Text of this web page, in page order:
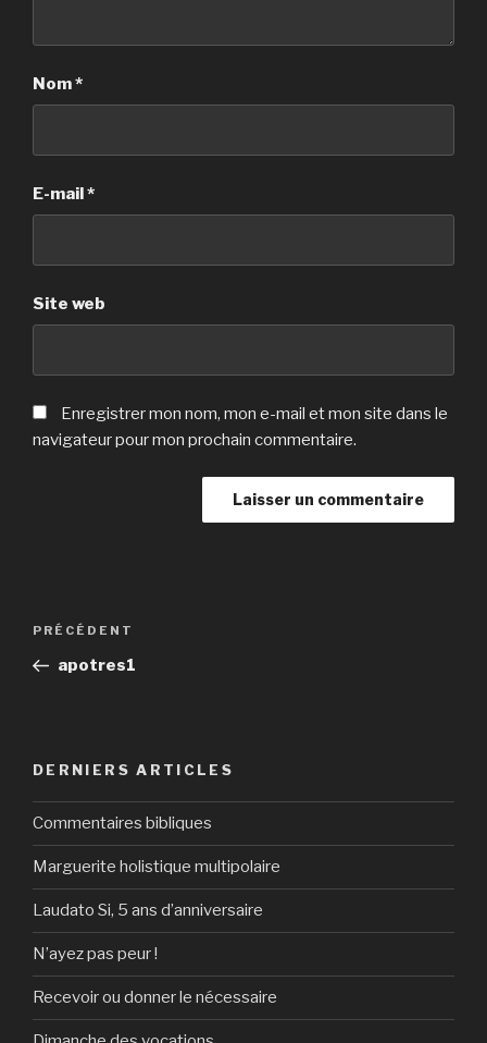
Nom*
E-mail*
Site web
Enregistrer mon nom, mon e-mail et mon site dans le
navigateur pour mon prochain commentaire.
Navigation
l’article
Article
précédent
PRÉCÉDENT
apotres1
DERNIERS ARTICLES
Commentaires bibliques
Marguerite holistique multipolaire
Laudato Si, 5 ans d’anniversaire
N’ayez pas peur !
Recevoir ou donner le nécessaire